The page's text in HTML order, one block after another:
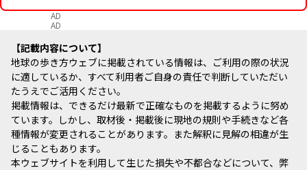
AD
AD
記載内容について
地球の歩き方ウェブに掲載されている情報は、ご利用の際の状況
に適しているか、すべて利用者ご自身の責任で判断していただい
たうえでご活用ください。
掲載情報は、できるだけ最新で正確なものを掲載するように努め
ています。しかし、取材後・掲載後に現地の規則や手続きなど各
種情報が変更されることがあります。また解釈に見解の相違が生
じることもあります。
本ウェブサイトを利用して生じた損失や不都合などについて、弊